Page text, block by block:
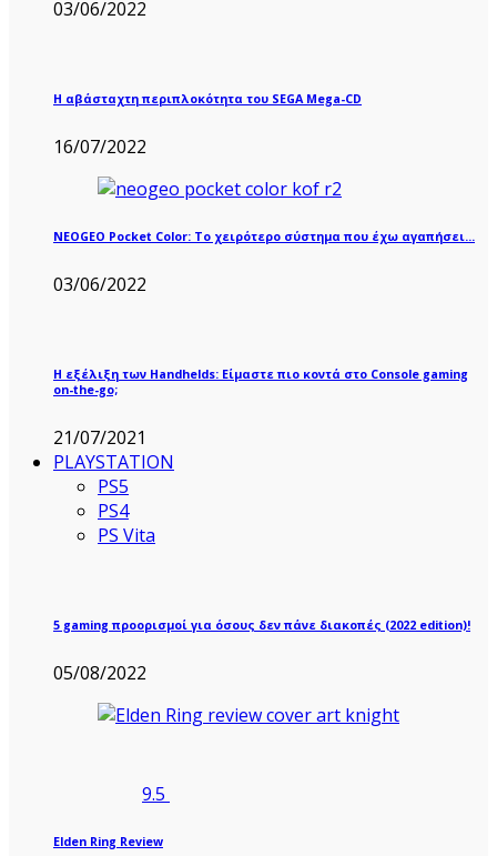
03/06/2022
Η αβάσταχτη περιπλοκότητα του SEGA Mega-CD
16/07/2022
NEOGEO Pocket Color: Το χειρότερο σύστημα που έχω αγαπήσει…
03/06/2022
Η εξέλιξη των Handhelds: Είμαστε πιο κοντά στο Console gaming
on-the-go;
21/07/2021
PLAYSTATION
PS5
PS4
PS Vita
5 gaming προορισμοί για όσους δεν πάνε διακοπές (2022 edition)!
05/08/2022
9.5
Elden Ring Review